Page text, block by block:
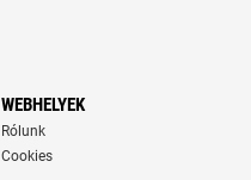
WEBHELYEK
Rólunk
Cookies